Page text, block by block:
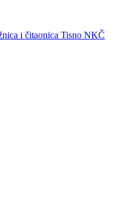
i čitaonica Tisno NKČ